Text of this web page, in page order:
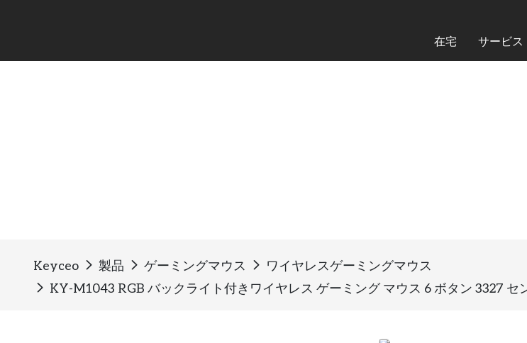
在宅 サービス
Keyceo 製品 ゲーミングマウス
ワイヤレスゲーミングマウス
KY-M1043 RGB バックライト付きワイヤレス ゲーミング マウス 6 ボタン 3327